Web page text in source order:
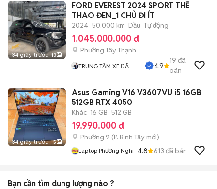
34 giây trước 13
FORD EVEREST 2024 SPORT THỂ
THAO ĐEN_1 CHỦ ĐI ÍT
2024 50.000 km Dầu Tự động
1.045.000.000 đ
Phường Tây Thạnh
TRUNG TÂM XE ĐÃ
4.9
19 đã
bán
34 giây trước 5
Asus Gaming V16 V3607VU i5 16GB
512GB RTX 4050
Khác 16 GB 512 GB
19.990.000 đ
Phường 9 (P. Bình Tây mới)
Laptop Phương Nghi 4.8 613 đã bán
Bạn cần tìm dung lượng nào ?